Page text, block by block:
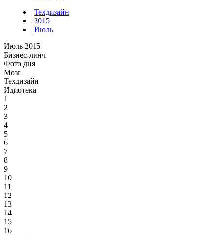
Техдизайн
2015
Июль
Июль 2015
Бизнес-линч
Фото дня
Мозг
Техдизайн
Идиотека
1
2
3
4
5
6
7
8
9
10
11
12
13
14
15
16